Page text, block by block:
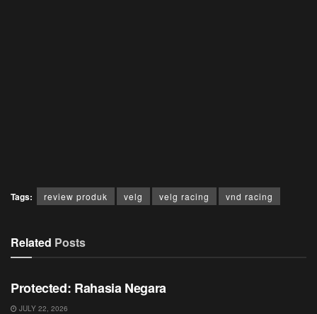
Tags: review produk velg velg racing vnd racing
Related Posts
JURNAL
Protected: Rahasia Negara
JULY 22, 2026